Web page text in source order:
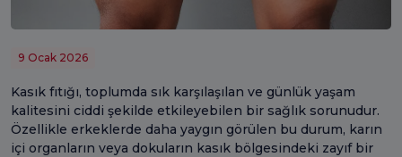
9 Ocak 2026
Kasık fıtığı, toplumda sık karşılaşılan ve günlük yaşam
kalitesini ciddi şekilde etkileyebilen bir sağlık sorunudur.
Özellikle erkeklerde daha yaygın görülen bu durum, karın
içi organların veya dokuların kasık bölgesindeki zayıf bir